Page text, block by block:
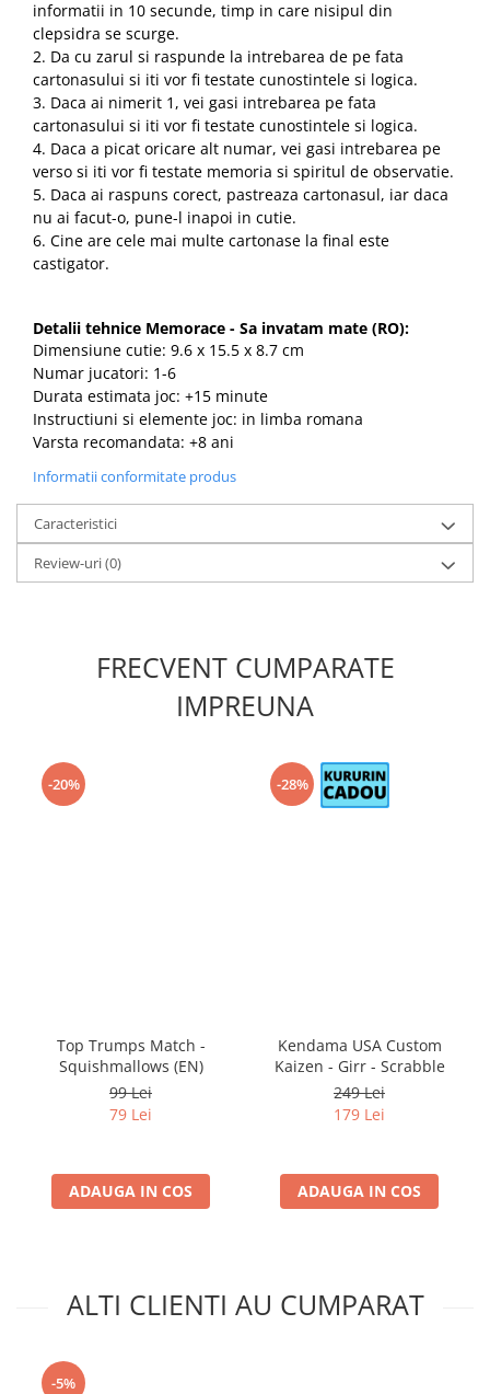
informatii in 10 secunde, timp in care nisipul din
clepsidra se scurge.
2. Da cu zarul si raspunde la intrebarea de pe fata
cartonasului si iti vor fi testate cunostintele si logica.
3. Daca ai nimerit 1, vei gasi intrebarea pe fata
cartonasului si iti vor fi testate cunostintele si logica.
4. Daca a picat oricare alt numar, vei gasi intrebarea pe
verso si iti vor fi testate memoria si spiritul de observatie.
5. Daca ai raspuns corect, pastreaza cartonasul, iar daca
nu ai facut-o, pune-l inapoi in cutie.
6. Cine are cele mai multe cartonase la final este
castigator.
Detalii tehnice Memorace - Sa invatam mate (RO):
Dimensiune cutie: 9.6 x 15.5 x 8.7 cm
Numar jucatori: 1-6
Durata estimata joc: +15 minute
Instructiuni si elemente joc: in limba romana
Varsta recomandata: +8 ani
Informatii conformitate produs
Caracteristici
Review-uri(0)
FRECVENT CUMPARATE
IMPREUNA
-20%
Top Trumps Match -
Squishmallows (EN)
99 Lei
79 Lei
ADAUGA IN COS
-28%
Kendama USA Custom
Kaizen - Girr - Scrabble
249 Lei
179 Lei
ADAUGA IN COS
ALTI CLIENTI AU CUMPARAT
-5%